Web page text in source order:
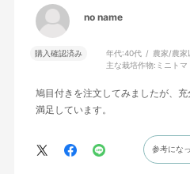
no name
購入確認済み 年代:40代 農家/農家
主な栽培作物: ミニトマ
鳩目付きを注文してみましたが、
満足しています。
参考にな